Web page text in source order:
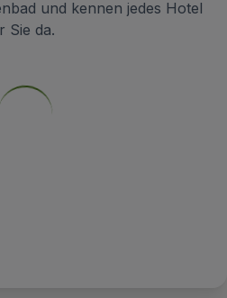
und kennen jedes Hotel
Sie da.